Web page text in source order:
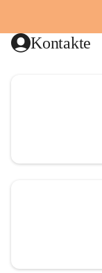
Kontakte